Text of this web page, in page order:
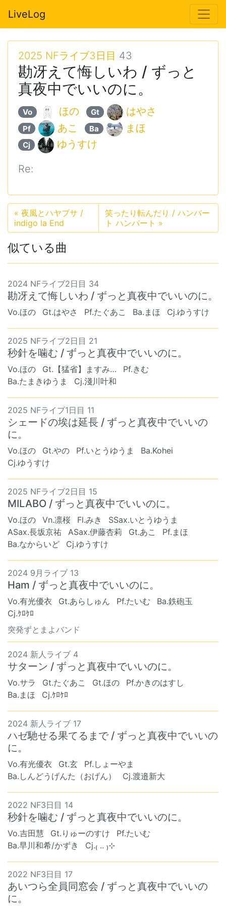
LiveLog
2025 NFライブ3日目 43
勘冴えて悔しいわ / ずっと
真夜中でいいのに。
Vo ほの Gt はやさ
Pf あこ Ba まほ
Cj ゆうすけ
Re:
« 夜風とハヤブサ /
indigo la End
笑ったり転んだり / ハンバー
ト ハンバート »
似ている曲
2024 NFライブ2日目 34
勘冴えて悔しいわ / ずっと真夜中でいいのに。
Vo.ほの Gt.はやさ Pf.たぐあこ Ba.まほ Cj.ゆうすけ
2025 NFライブ2日目 21
秒針を噛む / ずっと真夜中でいいのに。
Vo.ほの Gt.【猛省】ますみ…
Pf.きむ
Ba.たまきゆうま
Cj.淺川叶和
2025 NFライブ1日目 11
シェードの埃は延長 / ずっと真夜中でいいの
に。
Vo.ほの Gt.やの Pf.いとうゆうま
Ba.Kohei
Cj.ゆうすけ
2025 NFライブ2日目 15
MILABO / ずっと真夜中でいいのに。
Vo.ほの Vn.凛桜 Fl.みき
SSax.いとうゆうま
ASax.長坂京祐
ASax.伊藤杏莉 Gt.あこ
Pf.まほ
Ba.なからいど
Cj.ゆうすけ
2024 9月ライブ 13
Ham / ずっと真夜中でいいのに。
Vo.有光優衣 Gt.あらしゅん Pf.たいむ
Ba.鉄砲玉
Cj.ｹﾛｹﾛ
突発ずとまよバンド
2024 新人ライブ 4
サターン / ずっと真夜中でいいのに。
Vo.サラ Gt.たぐあこ Gt.ほの
Pf.かきのはすし
Ba.まほ
Cj.ｹﾛｹﾛ
2024 新人ライブ 17
ハゼ馳せる果てるまで / ずっと真夜中でいいの
に。
Vo.有光優衣 Gt.玄
Pf.しょーやま
Ba.しんどうげんた（おげん）
Cj.渡邉新大
2022 NF3日目 14
秒針を噛む / ずっと真夜中でいいのに。
Vo.吉田慧 Gt.りゅーのすけ
Pf.たいむ
Ba.早川和希/かずき
Cj.₍ .. ₎⊹
2022 NF3日目 17
あいつら全員同窓会 / ずっと真夜中でいいの
に。